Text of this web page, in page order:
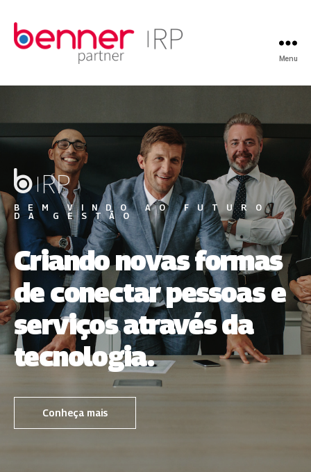
Menu
BEM VINDO AO FUTURO
DA GESTÃO
Criando novas formas
de conectar pessoas e
serviços através da
tecnologia.
Conheça mais